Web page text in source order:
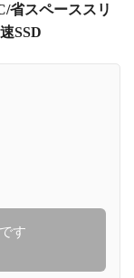
省スペーススリ
SSD
す